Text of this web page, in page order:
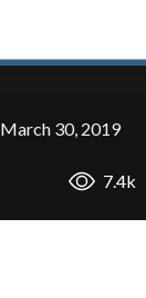
March 30, 2019
7.4k